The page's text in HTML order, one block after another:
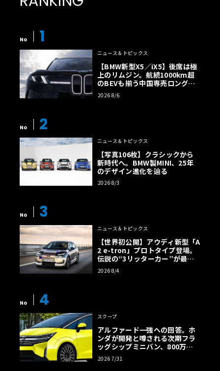
No 1
ニュース＆トピックス
【BMW新型X5／iX5】後席は極
上のリムジン。航続1000km超
のBEVも揃う中国専売ロング仕
様の全貌
2026 8/6
No 2
ニュース＆トピックス
【写真106枚】クラシックから
新時代へ。BMW製MINI、25年
のデザイン進化を辿る
2026 8/3
No 3
ニュース＆トピックス
【世界初公開】アウディ新型「A
2 e-tron」プロトタイプ登場。
伝説の“3リッターカー”が最高
効率エントリーBEVとして復活
【画像38枚】
2026 8/4
No 4
スクープ
アルファード一強への回答。ホ
ンダが開発と噂される次期フラ
ッグシップミニバン、800万円
超の勝算【予想CG】
2026 7/31